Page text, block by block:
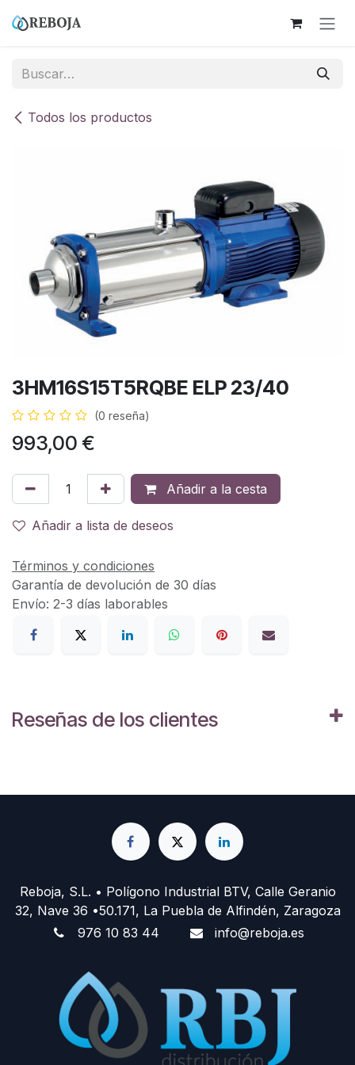
Todos los productos
3HM16S15T5RQBE ELP 23/40
(0 reseña)
993,00 €
Añadir a la cesta
Añadir a lista de deseos
Términos y condiciones
Garantía de devolución de 30 días
Envío: 2-3 días laborables
Reseñas de los clientes
Reboja, S.L. • Polígono Industrial BTV, Calle Geranio
32, Nave 36 •50.171, La Puebla de Alfindén, Zaragoza
976 10 83 44
info@reboja.es